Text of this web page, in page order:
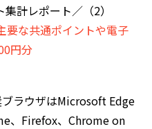
計レポート／（2）
要な共通ポイントや電子
円分
ラウザはMicrosoft Edge
、Firefox、Chrome on